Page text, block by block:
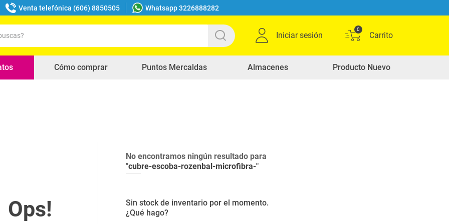
Venta telefónica (606) 8850505 Whatsapp 3226888282
Iniciar sesión
0
Cómo comprar Puntos Mercaldas Almacenes Producto Nuevo
No encontramos ningún resultado para
"cubre-escoba-rozenbal-microfibra-"
Sin stock de inventario por el momento.
¿Qué hago?
buscados